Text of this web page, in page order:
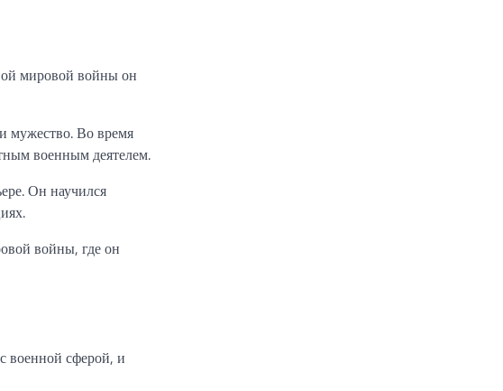
мировой войны он
мужество. Во время
военным деятелем.
Он научился
войны, где он
военной сферой, и